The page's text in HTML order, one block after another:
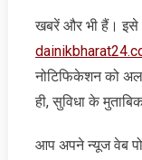
खबरें और भी हैं। इसे
नोटिफिकेशन को
ही, सुविधा के
आप अपने न्‍यूज वेब